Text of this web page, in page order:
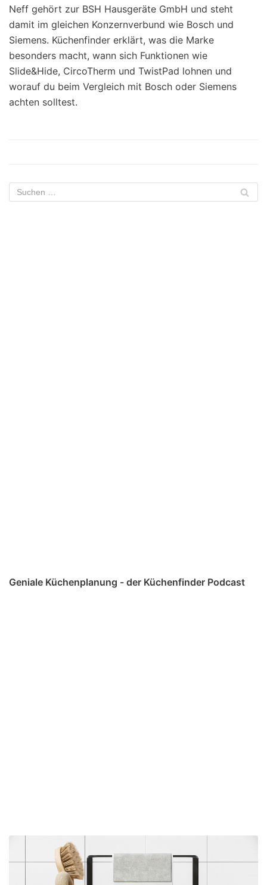
Neff gehört zur BSH Hausgeräte GmbH und steht
damit im gleichen Konzernverbund wie Bosch und
Siemens. Küchenfinder erklärt, was die Marke
besonders macht, wann sich Funktionen wie
Slide&Hide, CircoTherm und TwistPad lohnen und
worauf du beim Vergleich mit Bosch oder Siemens
achten solltest.
Geniale Küchenplanung - der Küchenfinder Podcast